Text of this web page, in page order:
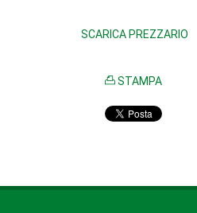
SCARICA PREZZARIO
STAMPA